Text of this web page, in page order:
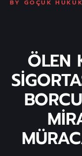
BY
GÖÇÜK
ÖLEN